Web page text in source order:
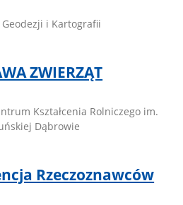
Geodezji i Kartografii
ZWIERZĄT
Dąbrowie
Rzeczoznawców